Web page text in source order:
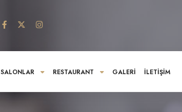
SALONLAR RESTAURANT GALERI İLETIŞIM